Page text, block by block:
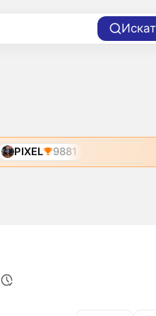
PIXEL 9881